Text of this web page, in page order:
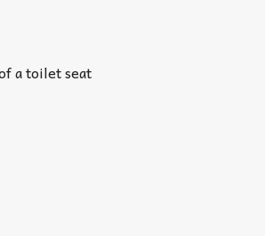
a toilet seat